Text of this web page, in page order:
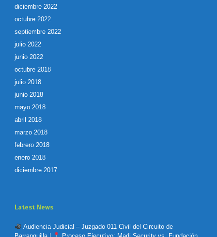
diciembre 2022
octubre 2022
septiembre 2022
julio 2022
junio 2022
octubre 2018
julio 2018
junio 2018
mayo 2018
abril 2018
marzo 2018
febrero 2018
enero 2018
diciembre 2017
Latest News
Audiencia Judicial – Juzgado 011 Civil del Circuito de